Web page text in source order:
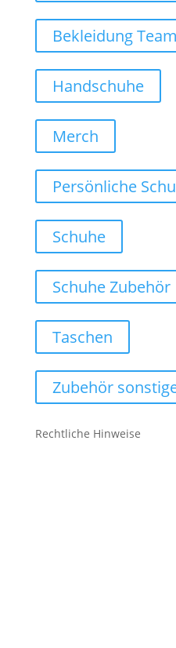
Bekleidung
Handschuhe
Merch
Persönliche
Schuhe
Schuhe Zubehör
Taschen
Zubehör
Rechtliche Hinweise